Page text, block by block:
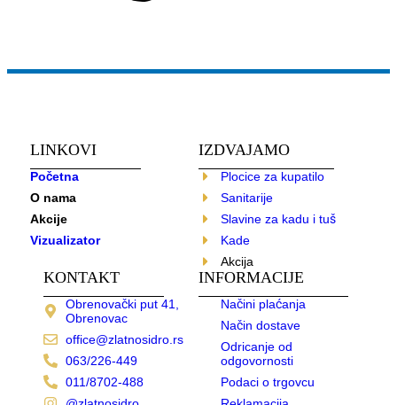
LINKOVI
Početna
O nama
Akcije
Vizualizator
IZDVAJAMO
Plocice za kupatilo
Sanitarije
Slavine za kadu i tuš
Kade
Akcija
KONTAKT
Obrenovački put 41,
Obrenovac
office@zlatnosidro.rs
063/226-449
011/8702-488
INFORMACIJE
Načini plaćanja
Način dostave
Odricanje od
odgovornosti
Podaci o trgovcu